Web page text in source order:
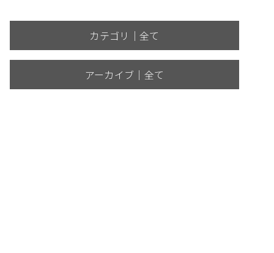
カテゴリ｜全て
アーカイブ｜全て